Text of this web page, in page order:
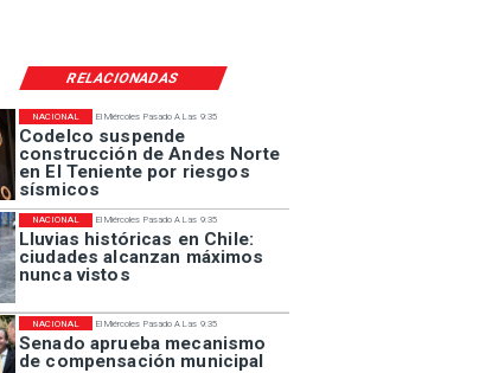
RELACIONADAS
El Miércoles Pasado A Las 9:35
Codelco suspende
construcción de Andes Norte
en El Teniente por riesgos
sísmicos
NACIONAL
El Miércoles Pasado A Las 9:35
Lluvias históricas en Chile:
ciudades alcanzan máximos
nunca vistos
NACIONAL
El Miércoles Pasado A Las 9:35
Senado aprueba mecanismo
de compensación municipal
NACIONAL